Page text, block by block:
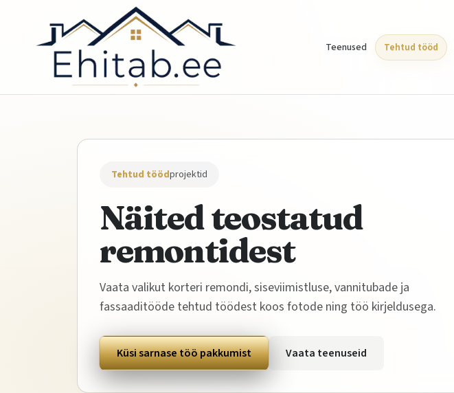
Teenused Tehtud tööd
Tehtud töödprojektid
Näited teostatud
remontidest
Vaata valikut korteri remondi, siseviimistluse, vannitubade ja
fassaaditööde tehtud töödest koos fotode ning töö kirjeldusega.
Küsi sarnase töö pakkumist Vaata teenuseid